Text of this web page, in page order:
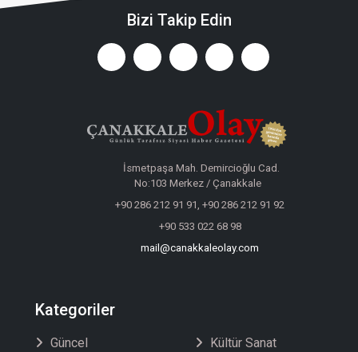
Bizi Takip Edin
İsmetpaşa Mah. Demircioğlu Cad.
No:103 Merkez / Çanakkale
+90 286 212 91 91, +90 286 212 91 92
+90 533 022 68 98
mail@canakkaleolay.com
Kategoriler
Güncel
Kültür Sanat